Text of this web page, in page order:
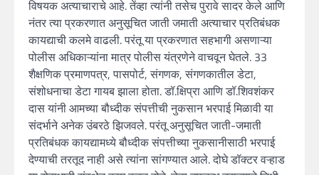
विषयक अत्याचाराचे आहे. तेंव्हा त्यांनी तसेच पुरावे सादर केले आणि
नंतर त्या प्रकरणात अनुसूचित जाती जमाती अत्याचार प्रतिबंधक
कायद्याची कलमे वाढली. परंतू या प्रकरणात सहभागी असणाऱ्या
पोलीस अधिकाऱ्यांना मात्र पोलीस यंत्रणेने वाचवून घेतले. 33
शैक्षणिक प्रमाणपत्र, पासपोर्ट, संगणक, संगणकातील डेटा,
संशोधनाचा डेटा गायब झाला होता. डॉ.क्षिप्रा आणि डॉ.शिवशंकर
दास यांनी आमच्या बौध्दीक संपत्तीची नुकसान भरपाई मिळावी या
संदर्भाने अनेक उंबरठे झिजवले. परंतू अनुसूचित जाती-जमाती
प्रतिबंधक कायद्यामध्ये बौध्दीक संपत्तीच्या नुकसानीसाठी भरपाई
देण्याची तरतूद नाही असे त्यांना सांगण्यात आले. दोघे डॉक्टर वऱ्हाड